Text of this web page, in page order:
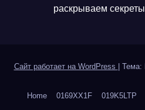
раскрываем секреты
Сайт работает на WordPress Тема:
Home 0169XX1F 019K5LTP